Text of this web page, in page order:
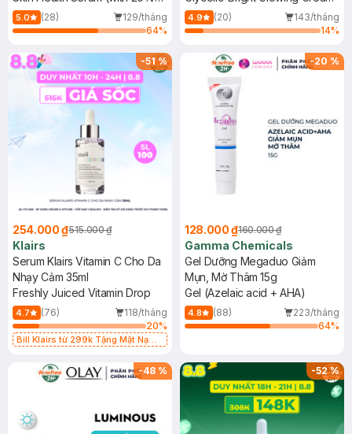
Niacinamide & 2% Acetyl
Glucosamine)
5.0 (28)
129/tháng
64%
Day SPF 30
4.9 (20)
143/tháng
14%
-51%
254.000 ₫515.000 ₫
Klairs
Serum Klairs Vitamin C Cho Da
Nhạy Cảm 35ml
Freshly Juiced Vitamin Drop
4.7 (76)
118/tháng
20%
Bill Klairs từ 299k Tặng Mặt Nạ
25ml (SL Có Hạn)
-20 %
128.000 ₫160.000 ₫
Gamma Chemicals
Gel Dưỡng Megaduo Giảm
Mụn, Mờ Thâm 15g
Gel (Azelaic acid + AHA)
4.8 (88)
223/tháng
64%
-48 % -52%